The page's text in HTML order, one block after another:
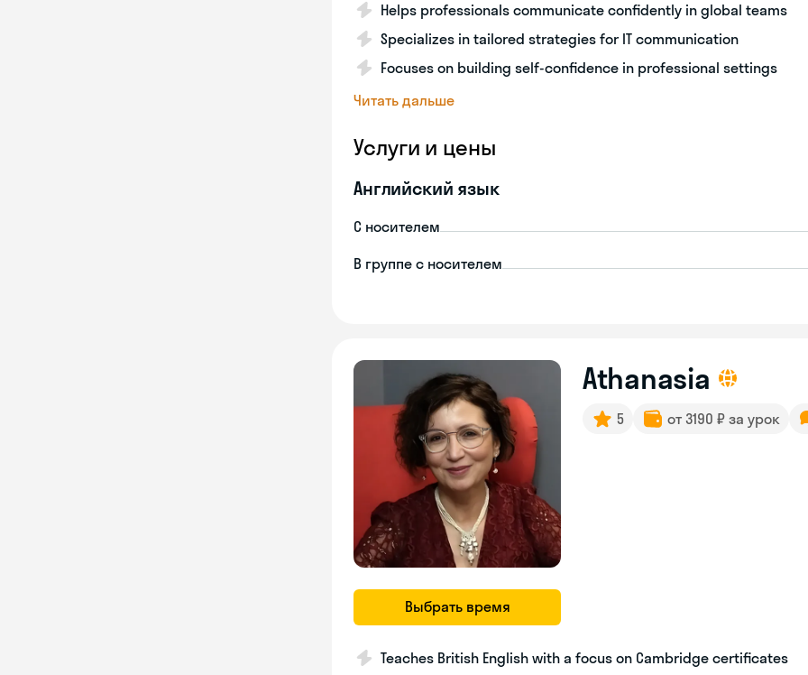
Helps professionals communicate confidently in global teams
Specializes in tailored strategies for IT communication
Focuses on building self-confidence in professional settings
Читать дальше
Услуги и цены
Английский язык
С носителем
В группе с носителем
Выбрать время
Athanasia
5 от 3190 ₽ за урок
Teaches British English with a focus on Cambridge certificates